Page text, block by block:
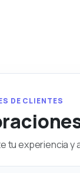
DE CLIENTES
tu experiencia y